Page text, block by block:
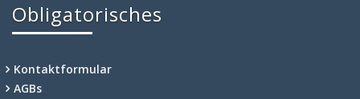
Obligatorisches
Kontaktformular
AGBs